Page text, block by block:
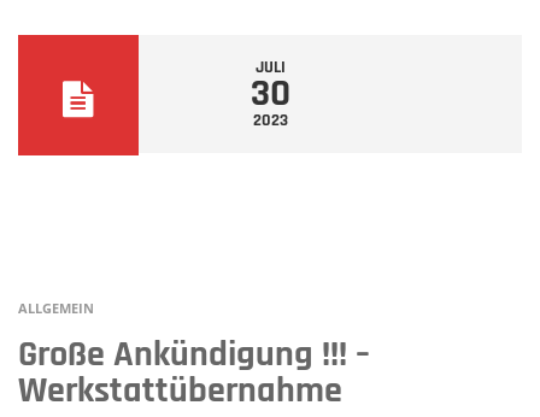
JULI
30
2023
ALLGEMEIN
Große Ankündigung !!! –
Werkstattübernahme